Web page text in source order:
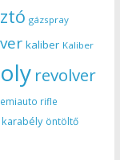
gázspray
kaliber Kaliber
revolver
rifle
öntöltő